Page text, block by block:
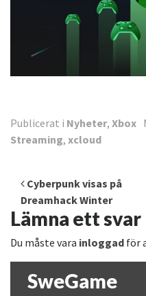
Publicerat i Nyheter, Xbox
Streaming, xcloud
Inläggsnavigering
Cyberpunk visas på
Dreamhack Winter
Lämna ett svar
Du måste vara inloggad för
SweGame